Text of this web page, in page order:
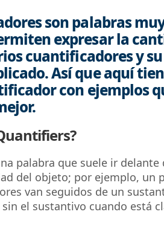
son palabras
expresar la
cuantificadores y
Así que aquí
con ejemplos
palabra que suele ir
del objeto; por ejemplo, un
van seguidos de un
el sustantivo cuando está